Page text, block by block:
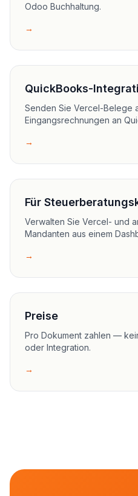
Odoo Buchhaltung.
→
QuickBooks-
Senden Sie Vercel-Belege
Eingangsrechnungen an
→
Für
Verwalten Sie Vercel- und
Mandanten aus einem
→
Preise
Pro Dokument zahlen —
oder Integration.
→